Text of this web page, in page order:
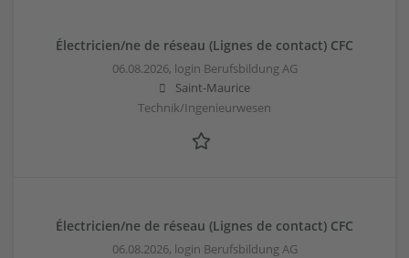
Électricien/ne de réseau (Lignes de contact) CFC
06.08.2026, login Berufsbildung AG
Saint-Maurice
Technik/Ingenieurwesen
Électricien/ne de réseau (Lignes de contact) CFC
06.08.2026, login Berufsbildung AG